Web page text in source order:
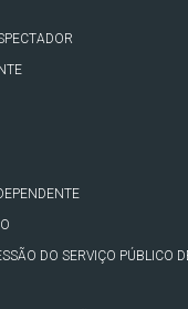
DO SERVIÇO PÚBLICO